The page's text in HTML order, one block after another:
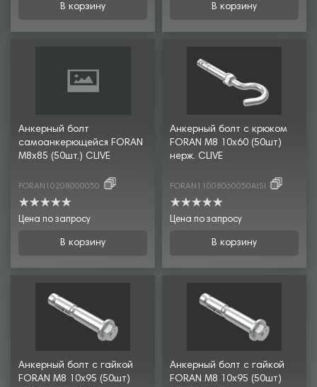
В корзину В корзину
Анкерный болт
самоанкерющейся FORAN
М8х85 (50шт.) CLIVE
FORAN10208000050
Цена по запросу
В корзину
Анкерный болт с крюком
FORAN М8 10х60 (50шт)
нерж. CLIVE
FORAN11008060050AISI
Цена по запросу
В корзину
Анкерный болт с гайкой
FORAN М8 10х95 (50шт)
Анкерный болт с гайкой
FORAN М8 10х95 (50шт)